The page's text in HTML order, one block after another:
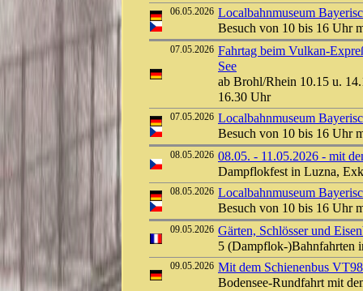
06.05.2026 Localbahnmuseum
Besuch von 10 bis 16 Uhr
07.05.2026 Fahrtag beim Vulkan-
See
ab Brohl/Rhein 10.15 u.
16.30 Uhr
07.05.2026 Localbahnmuseum
Besuch von 10 bis 16 Uhr
08.05.2026 08.05. - 11.05.2026 - mit
Dampflokfest in Luzna,
08.05.2026 Localbahnmuseum
Besuch von 10 bis 16 Uhr
09.05.2026 Gärten, Schlösser und
5 (Dampflok-)Bahnfahrten
09.05.2026 Mit dem Schienenbus
Bodensee-Rundfahrt mit